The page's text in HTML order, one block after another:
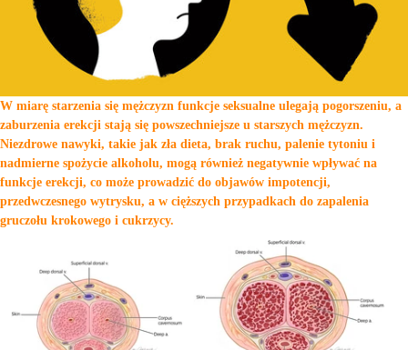
W miarę starzenia się mężczyzn funkcje seksualne ulegają pogorszeniu, a
zaburzenia erekcji stają się powszechniejsze u starszych mężczyzn.
Niezdrowe nawyki, takie jak zła dieta, brak ruchu, palenie tytoniu i
nadmierne spożycie alkoholu, mogą również negatywnie wpływać na
funkcje erekcji, co może prowadzić do objawów impotencji,
przedwczesnego wytrysku, a w cięższych przypadkach do zapalenia
gruczołu krokowego i cukrzycy.